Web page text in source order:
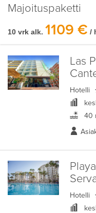
Majoituspaketti
10 vrk alk. 1109 € /
Las
Hotelli
40
Hotelli